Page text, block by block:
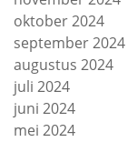
oktober 2024
september 2024
augustus 2024
juli 2024
juni 2024
mei 2024